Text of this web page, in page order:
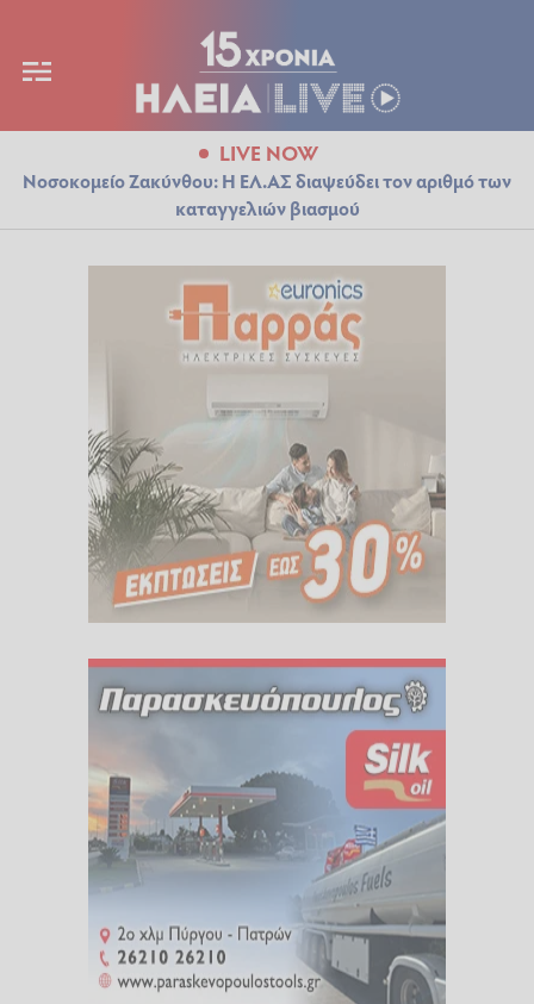
LIVE NOW
Νοσοκομείο Ζακύνθου: Η ΕΛ.ΑΣ διαψεύδει τον αριθμό των
καταγγελιών βιασμού